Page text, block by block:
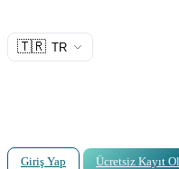
🇹🇷 TR
Giriş Yap Ücretsiz Kayıt Ol